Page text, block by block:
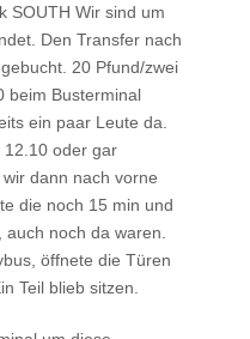
SOUTH Wir sind um
Den Transfer nach
20 Pfund/zwei
beim Busterminal
ein paar Leute da.
12.10 oder gar
dann nach vorne
die noch 15 min und
noch da waren.
öffnete die Türen
Teil blieb sitzen.